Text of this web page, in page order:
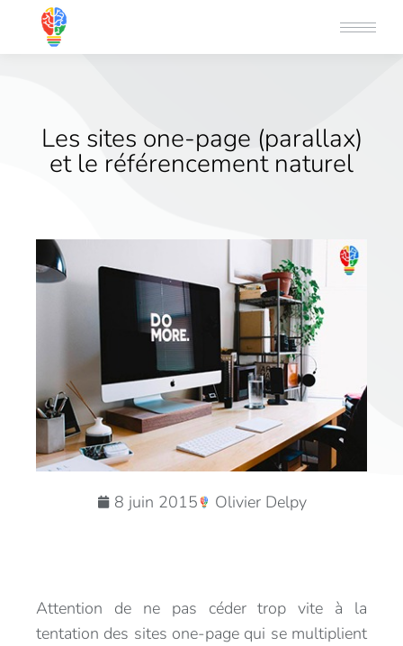
Les sites one-page (parallax)
et le référencement naturel
8 juin 2015 Olivier Delpy
Attention de ne pas céder trop vite à la
tentation des sites one-page qui se multiplient